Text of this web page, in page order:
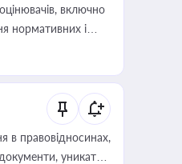
включно
нормативних і
в правовідносинах,
уникати